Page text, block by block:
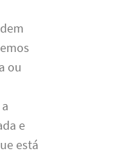
ou
e
está